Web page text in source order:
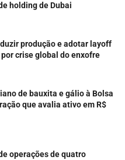
holding de Dubai
produção e adotar layoff
crise global do enxofre
de bauxita e gálio à Bolsa
que avalia ativo em R$
operações de quatro